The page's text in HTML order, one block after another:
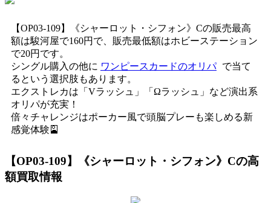
【OP03-109】《シャーロット・シフォン》Cの販売最高
額は駿河屋で160円で、販売最低額はホビーステーション
で20円です。
シングル購入の他に ワンピースカードのオリパ で当て
るという選択肢もあります。
エクストレカは「Vラッシュ」「Ωラッシュ」など演出系
オリパが充実！
倍々チャレンジはポーカー風で頭脳プレーも楽しめる新
感覚体験🎴
【OP03-109】《シャーロット・シフォン》Cの高
額買取情報